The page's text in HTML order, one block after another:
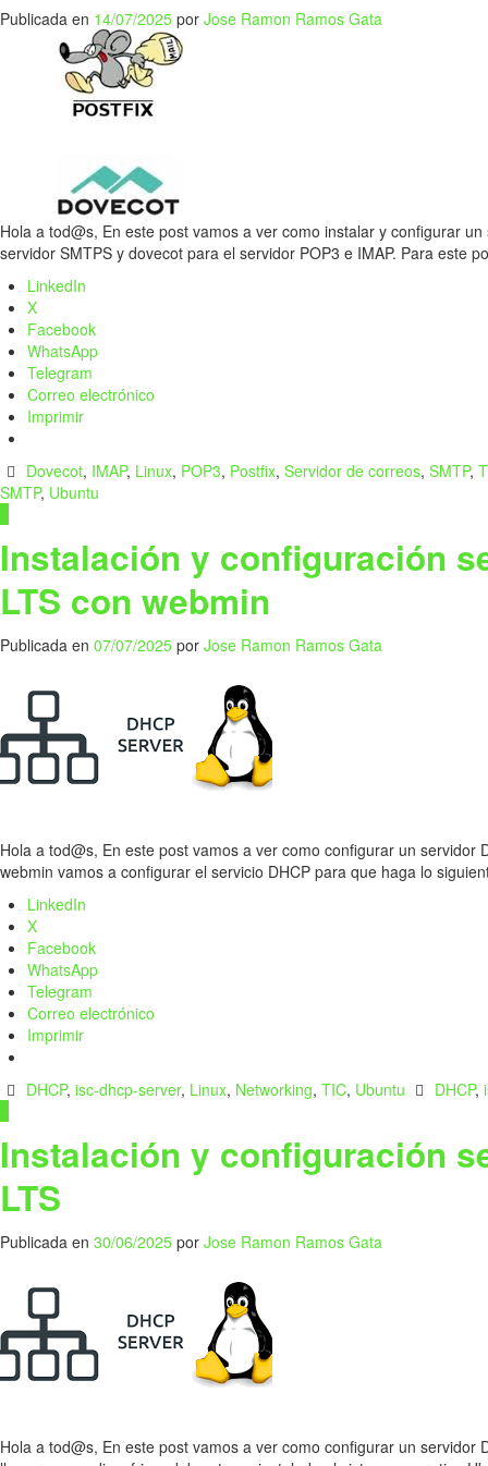
Publicada en 14/07/2025 por Jose Ramon Ramos Gata
Hola a tod@s, En este post vamos a ver como instalar y configurar
servidor SMTPS y dovecot para el servidor POP3 e IMAP. Para este
LinkedIn
X
Facebook
WhatsApp
Telegram
Correo electrónico
Imprimir
Dovecot, IMAP, Linux, POP3, Postfix, Servidor de correos, SMTP,
SMTP, Ubuntu
Instalación y configuración
LTS con webmin
Publicada en 07/07/2025 por Jose Ramon Ramos Gata
Hola a tod@s, En este post vamos a ver como configurar un
webmin vamos a configurar el servicio DHCP para que haga lo
LinkedIn
X
Facebook
WhatsApp
Telegram
Correo electrónico
Imprimir
DHCP, isc-dhcp-server, Linux, Networking, TIC, Ubuntu DHCP,
Instalación y configuración
LTS
Publicada en 30/06/2025 por Jose Ramon Ramos Gata
Hola a tod@s, En este post vamos a ver como configurar un